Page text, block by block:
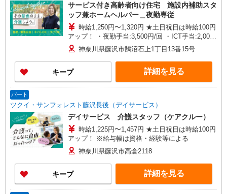
サービス付き高齢者向け住宅 施設内補助スタ
ッフ兼ホームヘルパー＿夜勤専従
時給1,250円〜1,320円 ★土日祝日は時給100円
アップ！ ・夜勤手当:3,500円/回 ・ICT手当:2,000
円/月 ※給与幅は資格・経験等による
神奈川県藤沢市鵠沼石上1丁目13番15号
キープ 詳細を見る
パート
ツクイ・サンフォレスト藤沢長後（デイサービス）
デイサービス 介護スタッフ（ケアクルー）
時給1,225円〜1,457円 ★土日祝日は時給100円
アップ！ ※給与幅は資格・経験等による
神奈川県藤沢市高倉2118
キープ 詳細を見る